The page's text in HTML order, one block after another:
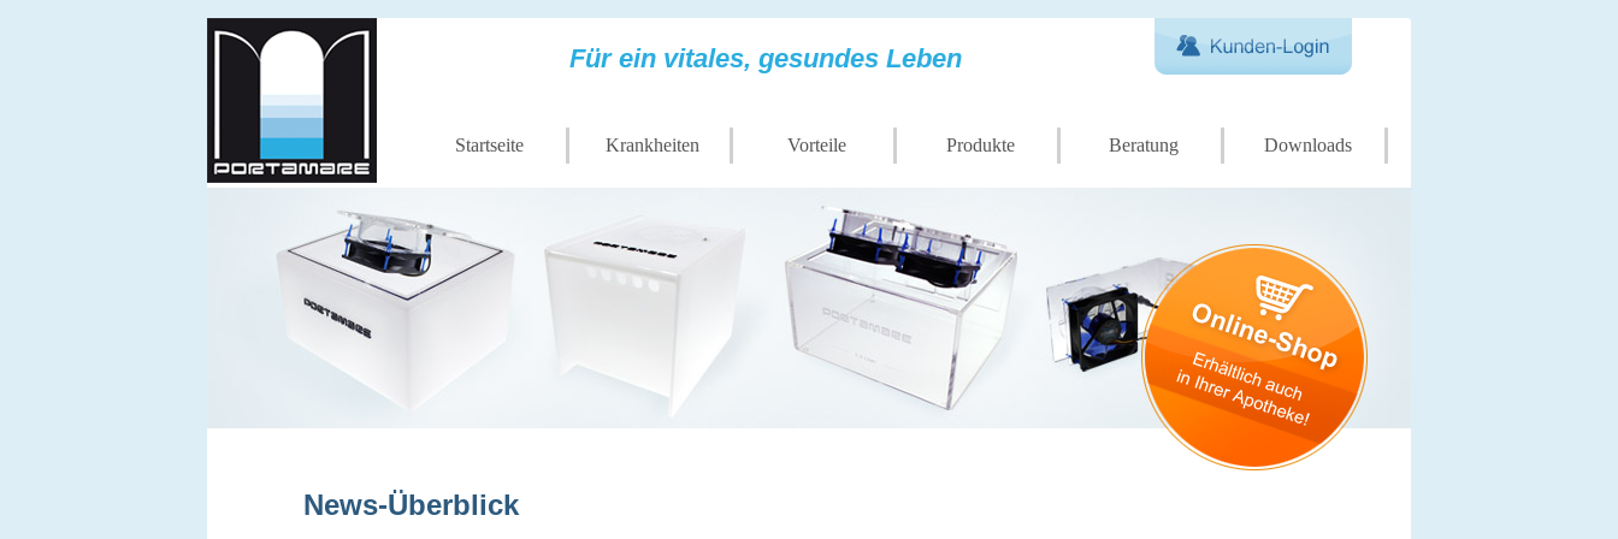
Für ein vitales, gesundes Leben
Startseite Krankheiten Vorteile Produkte Beratung Downloads
News-Überblick